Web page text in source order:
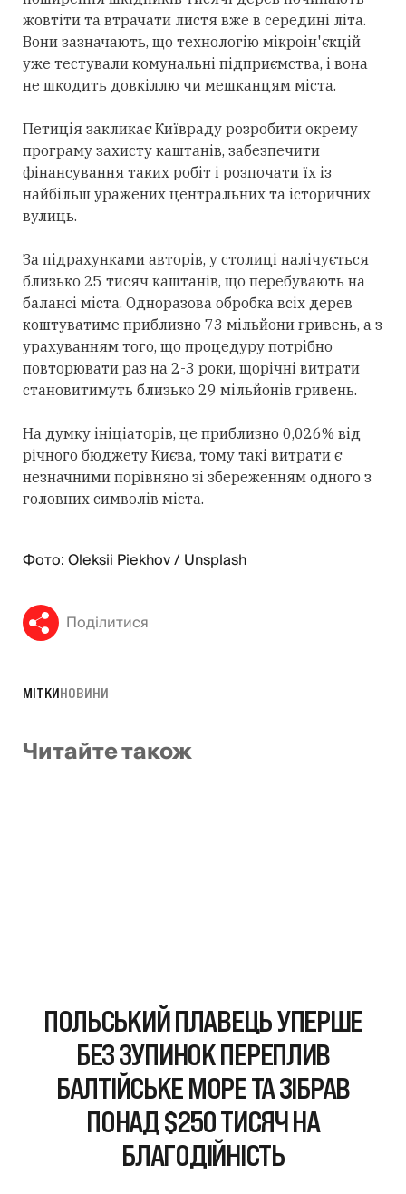
жовтіти та втрачати листя вже в середині літа.
Вони зазначають, що технологію мікроін'єкцій
уже тестували комунальні підприємства, і вона
не шкодить довкіллю чи мешканцям міста.
Петиція закликає Київраду розробити окрему
програму захисту каштанів, забезпечити
фінансування таких робіт і розпочати їх із
найбільш уражених центральних та історичних
вулиць.
За підрахунками авторів, у столиці налічується
близько 25 тисяч каштанів, що перебувають на
балансі міста. Одноразова обробка всіх дерев
коштуватиме приблизно 73 мільйони гривень, а з
урахуванням того, що процедуру потрібно
повторювати раз на 2-3 роки, щорічні витрати
становитимуть близько 29 мільйонів гривень.
На думку ініціаторів, це приблизно 0,026% від
річного бюджету Києва, тому такі витрати є
незначними порівняно зі збереженням одного з
головних символів міста.
Фото: Oleksii Piekhov / Unsplash
Поділитися
МІТКИНОВИНИ
Читайте також
ПОЛЬСЬКИЙ ПЛАВЕЦЬ УПЕРШЕ
БЕЗ ЗУПИНОК ПЕРЕПЛИВ
БАЛТІЙСЬКЕ МОРЕ ТА ЗІБРАВ
ПОНАД $250 ТИСЯЧ НА
БЛАГОДІЙНІСТЬ